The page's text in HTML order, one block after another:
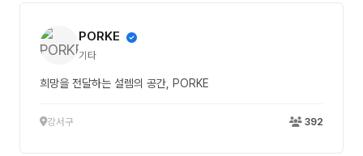
PORKE
기타
희망을 전달하는 설렘의 공간, PORKE
강서구 392